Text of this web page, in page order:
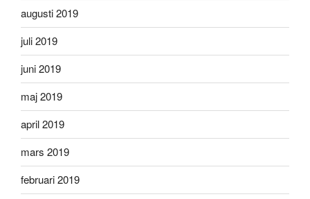
augusti 2019
juli 2019
juni 2019
maj 2019
april 2019
mars 2019
februari 2019